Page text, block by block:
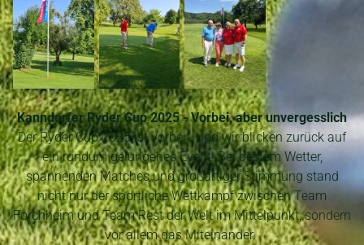
Kanndorfer Ryder Cup 2025 - Vorbei, aber unvergesslich
Der Ryder Cup 2025 ist vorbei - und wir blicken zurück auf
ein rundum gelungenes Event! Bei bestem Wetter,
spannenden Matches und großartiger Stimmung stand
nicht nur der sportliche Wettkampf zwischen Team
Forchheim und Team Rest der Welt im Mittelpunkt, sondern
vor allem das Miteinander.